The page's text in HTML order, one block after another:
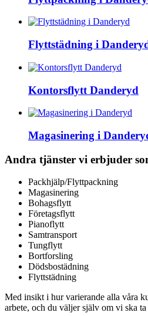
Flyttstädning i
Kontorsflytt Danderyd
Magasinering i
Andra tjänster vi erbjuder
Packhjälp/Flyttpackning
Magasinering
Bohagsflytt
Företagsflytt
Pianoflytt
Samtransport
Tungflytt
Bortforsling
Dödsbostädning
Flyttstädning
Med insikt i hur varierande alla våra
arbete, och du väljer själv om vi ska